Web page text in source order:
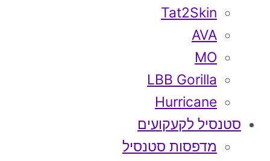
Tat2Skin
AVA
MO
LBB Gorilla
Hurricane
סטנסיל לקעקועים
מדפסות סטנסיל